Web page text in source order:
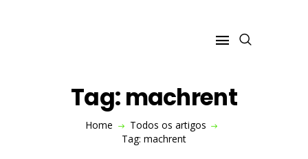
Tag: machrent
Home
Todos os artigos
Tag: machrent
VISITE O SITE
A MACHRENT
CONSTRUÇÃO